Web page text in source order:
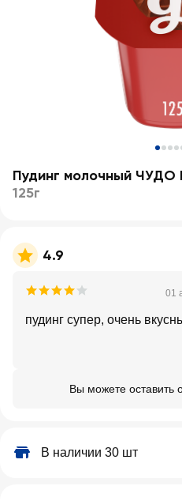
Пудинг молочный ЧУДО
125г
4.9
01
пудинг супер, очень
Вы можете оставить
В наличии 30 шт